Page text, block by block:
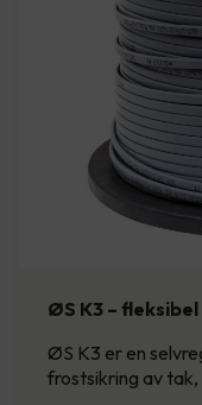
ØS K3 –
ØS K3 er en
frostsikring av